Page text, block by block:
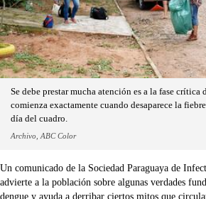
Se debe prestar mucha atención es a la fase crítica
comienza exactamente cuando desaparece la
día del cuadro.
Archivo, ABC Color
Un comunicado de la Sociedad Paraguaya de
advierte a la población sobre algunas verdades
dengue y ayuda a derribar ciertos mitos que